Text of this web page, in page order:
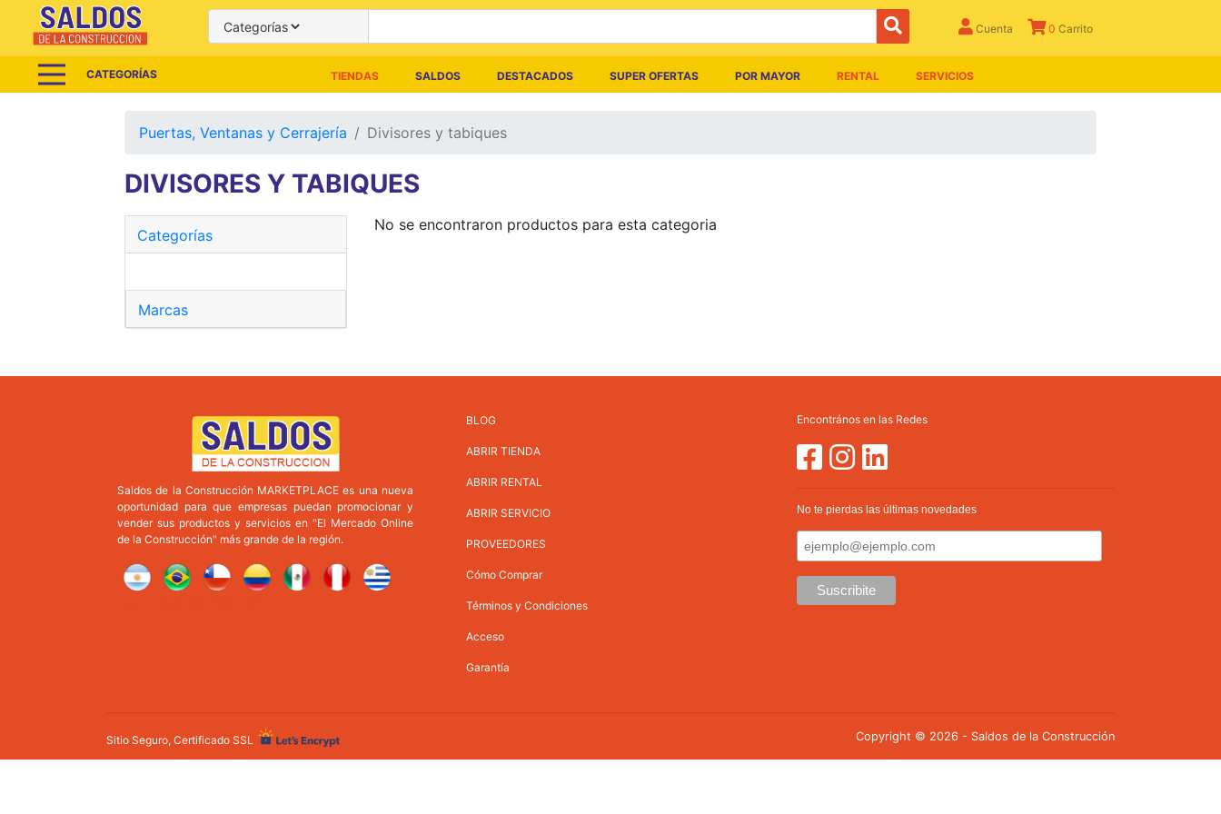
Cuenta 0 Carrito
CATEGORÍAS TIENDAS SALDOS DESTACADOS SUPER OFERTAS POR MAYOR RENTAL SERVICIOS
Puertas, Ventanas y Cerrajería Divisores y tabiques
DIVISORES Y TABIQUES
Categorías
Marcas
No se encontraron productos para esta categoria
Saldos de la Construcción MARKETPLACE es una nueva
oportunidad para que empresas puedan promocionar y
vender sus productos y servicios en "El Mercado Online
de la Construcción" más grande de la región.
BLOG
ABRIR TIENDA
ABRIR RENTAL
ABRIR SERVICIO
PROVEEDORES
Cómo Comprar
Términos y Condiciones
Acceso
Garantía
Encontrános en las Redes
No te pierdas las últimas novedades
Sitio Seguro, Certificado SSL Copyright © 2026 - Saldos de la Construcción